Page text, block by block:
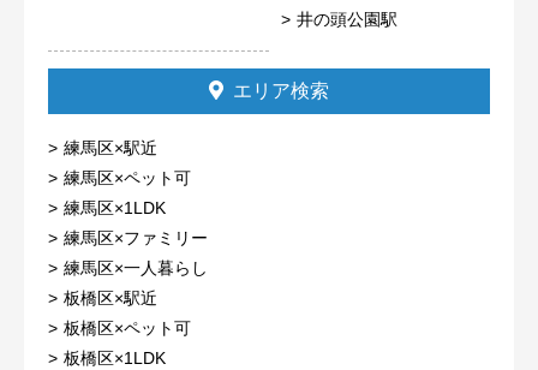
井の頭公園駅
エリア検索
練馬区×駅近
練馬区×ペット可
練馬区×1LDK
練馬区×ファミリー
練馬区×一人暮らし
板橋区×駅近
板橋区×ペット可
板橋区×1LDK